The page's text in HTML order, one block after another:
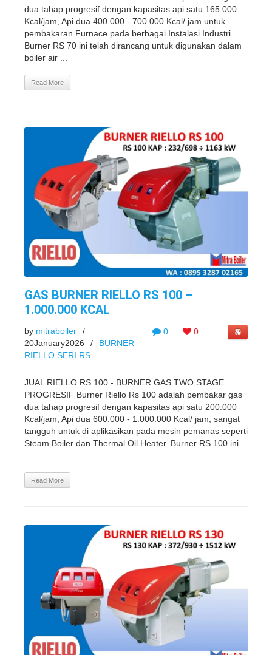
dua tahap progresif dengan kapasitas api satu 165.000
Kcal/jam, Api dua 400.000 - 700.000 Kcal/ jam untuk
pembakaran Furnace pada berbagai Instalasi Industri.
Burner RS 70 ini telah dirancang untuk digunakan dalam
boiler air ...
Read More
GAS BURNER RIELLO RS 100 –
1.000.000 KCAL
0 0
by mitraboiler
/
20January2026
/
BURNER
RIELLO SERI RS
JUAL RIELLO RS 100 - BURNER GAS TWO STAGE
PROGRESIF Burner Riello Rs 100 adalah pembakar gas
dua tahap progresif dengan kapasitas api satu 200.000
Kcal/jam, Api dua 600.000 - 1.000.000 Kcal/ jam, sangat
tangguh untuk di aplikasikan pada mesin pemanas seperti
Steam Boiler dan Thermal Oil Heater. Burner RS 100 ini
Read More